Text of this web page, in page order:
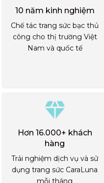
10 năm kinh nghiệm
Chế tác trang sức bạc thủ
công cho thị trường Việt
Nam và quốc tế
Hơn 16.000+ khách
hàng
Trải nghiệm dịch vụ và sử
dụng trang sức CaraLuna
mỗi tháng